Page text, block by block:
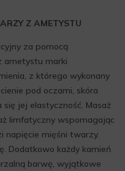
Z AMETYSTU
za pomocą
ametystu marki
z którego wykonany
pod oczami, skóra
jej elastyczność. Masaż
limfatyczny wspomagając
napięcie mięśni twarzy.
Dodatkowo każdy kamień
barwę, wyjątkowe